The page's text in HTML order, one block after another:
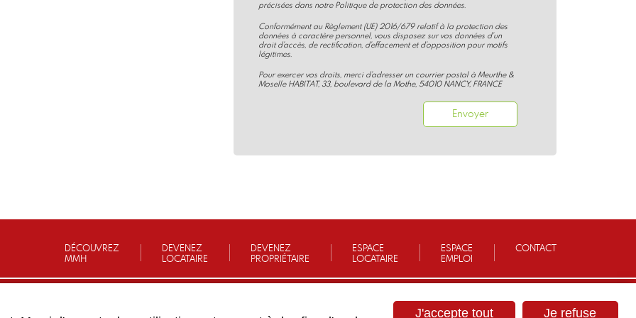
J'accepte tout Je refuse
précisées dans notre Politique de protection des données.
Conformément au Règlement (UE) 2016/679 relatif à la protection des
données à caractère personnel, vous disposez sur vos données d'un
droit d'accès, de rectification, d'effacement et d'opposition pour motifs
légitimes.
Pour exercer vos droits, merci d'adresser un courrier postal à Meurthe &
Moselle HABITAT, 33, boulevard de la Mothe, 54010 NANCY, FRANCE
DÉCOUVREZ
MMH
DEVENEZ
LOCATAIRE
DEVENEZ
PROPRIÉTAIRE
ESPACE
LOCATAIRE
ESPACE
EMPLOI
CONTACT